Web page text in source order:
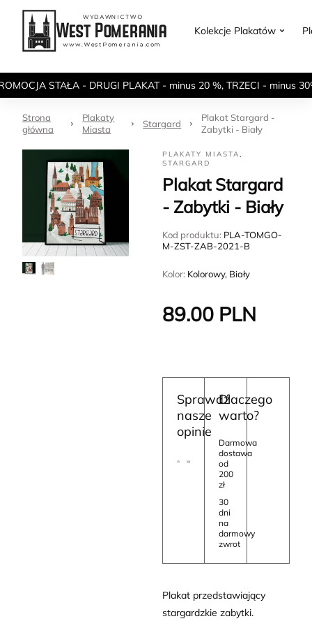
Kolekcje Plakatów
STAŁA - DRUGI PLAKAT - minus 20 %, TRZECI - minus
Strona
główna
Plakaty
Miasta
Stargard
Plakat Stargard -
Zabytki - Biały
PLAKATY MIASTA,
STARGARD
Plakat Stargard
- Zabytki - Biały
Kod produktu: PLA-TOMGO-
M-ZST-ZAB-2021-B
Kolor: Kolorowy, Biały
89.00PLN
Sprawdź
nasze
opinie
Dlaczego
warto?
Darmowa
dostawa
od
200
zł
30
dni
na
darmowy
zwrot
Plakat przedstawiający
stargardzkie zabytki.